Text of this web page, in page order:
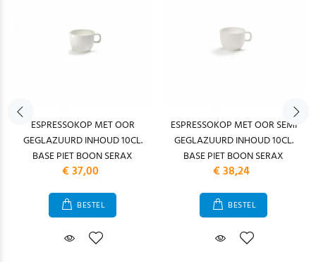
ESPRESSOKOP MET OOR
GEGLAZUURD INHOUD 10CL.
BASE PIET BOON SERAX
€ 37,00
BESTEL
ESPRESSOKOP MET OOR SEMI
GEGLAZUURD INHOUD 10CL.
BASE PIET BOON SERAX
€ 38,24
BESTEL